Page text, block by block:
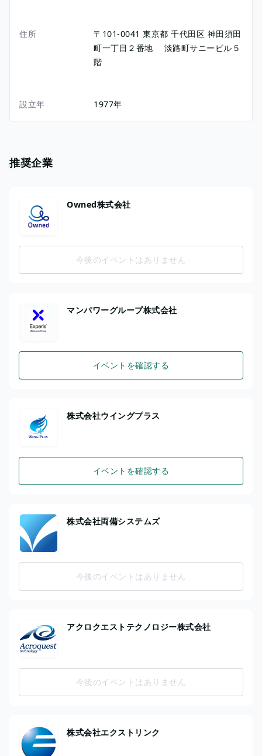
住所 〒101-0041東京都千代田区 神田須田
町一丁目２番地 淡路町サニービル５
階
設立年 1977年
推奨企業
Owned株式会社
今後のイベントはありません
マンパワーグループ株式会社
イベントを確認する
株式会社ウイングプラス
イベントを確認する
株式会社両備システムズ
今後のイベントはありません
アクロクエストテクノロジー株式会社
今後のイベントはありません
株式会社エクストリンク